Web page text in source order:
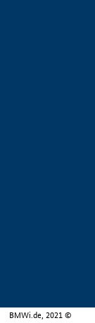
BMWi.de, 2021 ©